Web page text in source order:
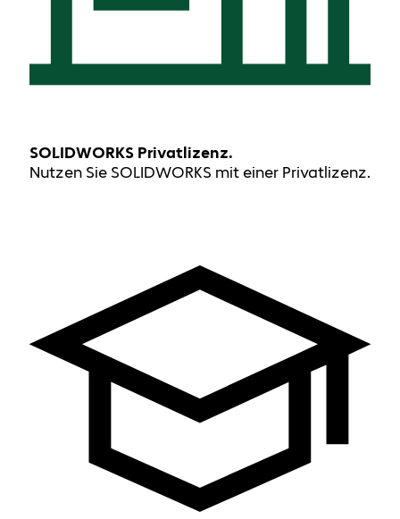
SOLIDWORKS Privatlizenz.
Nutzen Sie SOLIDWORKS mit einer Privatlizenz.